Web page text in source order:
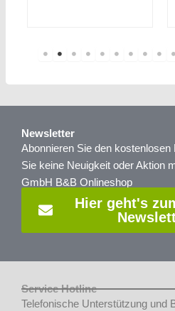
Newsletter
Abonnieren Sie den
Sie keine Neuigkeit oder Aktion
GmbH B&B Onlineshop
Hier geht's
Service Hotline
Telefonische Unterstützung und